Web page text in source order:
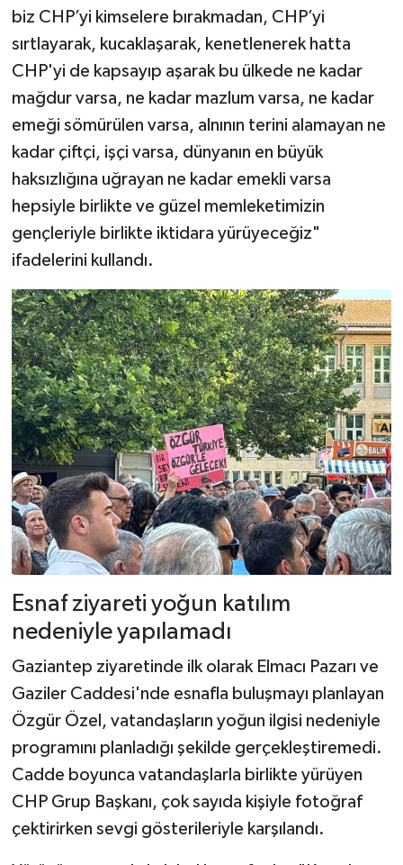
biz CHP’yi kimselere bırakmadan, CHP’yi
sırtlayarak, kucaklaşarak, kenetlenerek hatta
CHP'yi de kapsayıp aşarak bu ülkede ne kadar
mağdur varsa, ne kadar mazlum varsa, ne kadar
emeği sömürülen varsa, alnının terini alamayan ne
kadar çiftçi, işçi varsa, dünyanın en büyük
haksızlığına uğrayan ne kadar emekli varsa
hepsiyle birlikte ve güzel memleketimizin
gençleriyle birlikte iktidara yürüyeceğiz"
ifadelerini kullandı.
Esnaf ziyareti yoğun katılım
nedeniyle yapılamadı
Gaziantep ziyaretinde ilk olarak Elmacı Pazarı ve
Gaziler Caddesi'nde esnafla buluşmayı planlayan
Özgür Özel, vatandaşların yoğun ilgisi nedeniyle
programını planladığı şekilde gerçekleştiremedi.
Cadde boyunca vatandaşlarla birlikte yürüyen
CHP Grup Başkanı, çok sayıda kişiyle fotoğraf
çektirirken sevgi gösterileriyle karşılandı.